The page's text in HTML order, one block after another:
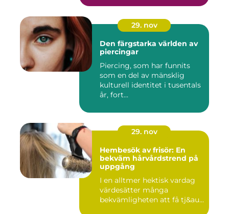
29. nov
Den färgstarka världen av
piercingar
Piercing, som har funnits
som en del av mänsklig
kulturell identitet i tusentals
år, fort...
29. nov
Hembesök av frisör: En
bekväm hårvårdstrend på
uppgång
I en alltmer hektisk vardag
värdesätter många
bekvämligheten att få tj&au...